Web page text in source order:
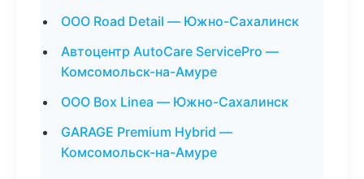
ООО Road Detail — Южно-Сахалинск
Автоцентр AutoCare ServicePro —
Комсомольск-на-Амуре
ООО Box Linea — Южно-Сахалинск
GARAGE Premium Hybrid —
Комсомольск-на-Амуре